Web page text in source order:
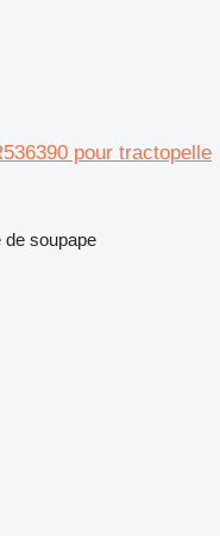
pour tractopelle
soupape